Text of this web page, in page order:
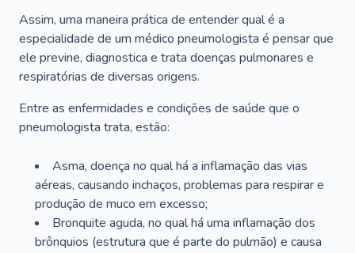
Assim, uma maneira prática de entender qual é a
especialidade de um médico pneumologista é pensar que
ele previne, diagnostica e trata doenças pulmonares e
respiratórias de diversas origens.
Entre as enfermidades e condições de saúde que o
pneumologista trata, estão:
Asma, doença no qual há a inflamação das vias
aéreas, causando inchaços, problemas para respirar e
produção de muco em excesso;
Bronquite aguda, no qual há uma inflamação dos
brônquios (estrutura que é parte do pulmão) e causa